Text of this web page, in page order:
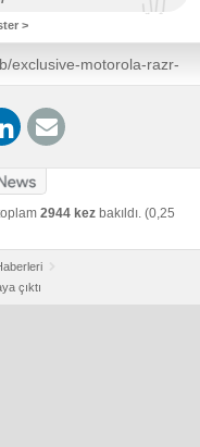
>
exclusive-motorola-razr-
colour-options-revealed/
2944 kez bakıldı. (0,25
çıktı